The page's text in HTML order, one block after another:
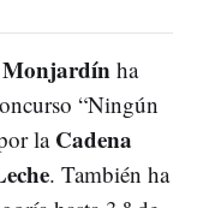
ha
“Ningún
la Cadena
. También ha